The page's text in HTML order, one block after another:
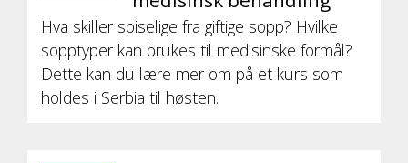
Hva skiller spiselige fra giftige sopp? Hvilke
sopptyper kan brukes til medisinske formål?
Dette kan du lære mer om på et kurs som
holdes i Serbia til høsten.